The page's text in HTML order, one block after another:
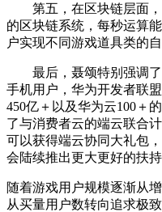
第五，在区块链层面
的区块链系统，每秒运算
户实现不同游戏道具类的自
最后，聂颂特别强调
手机用户，华为开发者联
450亿＋以及华为云100＋
了与消费者云的端云联合
可以获得端云协同大礼包
会陆续推出更大更好的扶持
随着游戏用户规模逐渐从
从买量用户数转向追求极